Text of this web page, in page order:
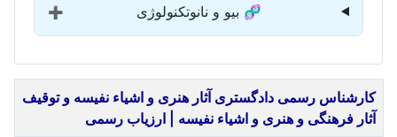
🧬 بیو و نانوتکنولوژی ➕
عنوان
کارشناس رسمی دادگستری آثار هنری و اشیاء نفیسه و توقیف
آثار فرهنگی و هنری و اشیاء نفیسه | ارزیاب رسمی